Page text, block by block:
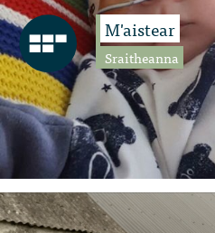
M'aistear
Sraitheanna